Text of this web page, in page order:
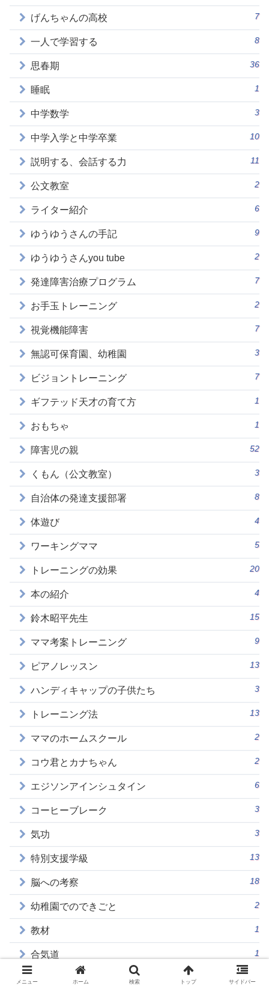
げんちゃんの高校 7
一人で学習する 8
思春期 36
睡眠 1
中学数学 3
中学入学と中学卒業 10
説明する、会話する力 11
公文教室 2
ライター紹介 6
ゆうゆうさんの手記 9
ゆうゆうさんyou tube 2
発達障害治療プログラム 7
お手玉トレーニング 2
視覚機能障害 7
無認可保育園、幼稚園 3
ビジョントレーニング 7
ギフテッド天才の育て方 1
おもちゃ 1
障害児の親 52
くもん（公文教室） 3
自治体の発達支援部署 8
体遊び 4
ワーキングママ 5
トレーニングの効果 20
本の紹介 4
鈴木昭平先生 15
ママ考案トレーニング 9
ピアノレッスン 13
ハンディキャップの子供たち 3
トレーニング法 13
ママのホームスクール 2
コウ君とカナちゃん 2
エジソンアインシュタイン 6
コーヒーブレーク 3
気功 3
特別支援学級 13
脳への考察 18
幼稚園でのできごと 2
教材 1
合気道 1
ブレインジム
メニュー ホーム 検索 トップ サイドバー